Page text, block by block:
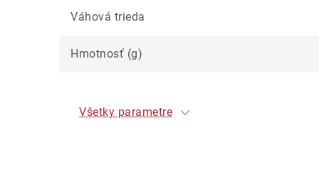
Váhová trieda
Hmotnosť (g)
Všetky parametre